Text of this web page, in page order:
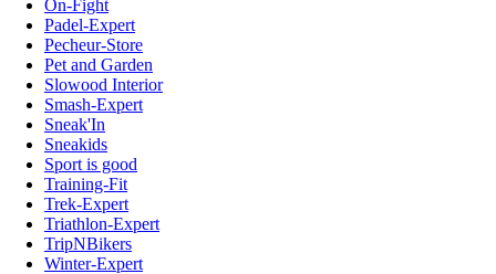
On-Fight
Padel-Expert
Pecheur-Store
Pet and Garden
Slowood Interior
Smash-Expert
Sneak'In
Sneakids
Sport is good
Training-Fit
Trek-Expert
Triathlon-Expert
TripNBikers
Winter-Expert